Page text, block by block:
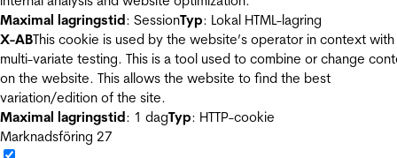
Maximal lagringstid: SessionTyp: Lokal HTML-lagring
X-ABThis cookie is used by the website’s operator in context with
multi-variate testing. This is a tool used to combine or change
on the website. This allows the website to find the best
variation/edition of the site.
Maximal lagringstid: 1 dagTyp: HTTP-cookie
Marknadsföring 27